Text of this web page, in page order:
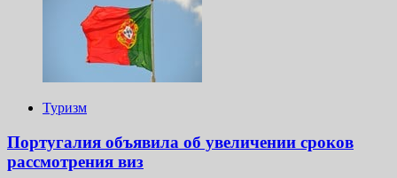
Туризм
Португалия объявила об увеличении сроков
рассмотрения виз